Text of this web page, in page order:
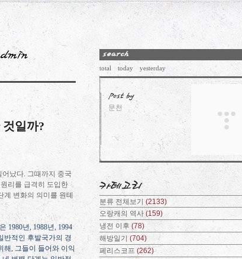
것일까?
어났다. 그때까지 중국
리를 급격히 도입한
계 변화의 의미를 원톄
1980년, 1988년, 1994
반적인 후발국가의 경
해, 그들이 들어와 이익
total today yesterday
문천
분류 전체보기 (2133)
오랑캐의 역사 (159)
냉전 이후 (78)
해방일기 (704)
페리스코프 (262)